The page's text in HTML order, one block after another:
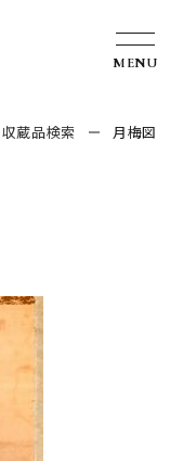
MENU
収蔵品検索 月梅図